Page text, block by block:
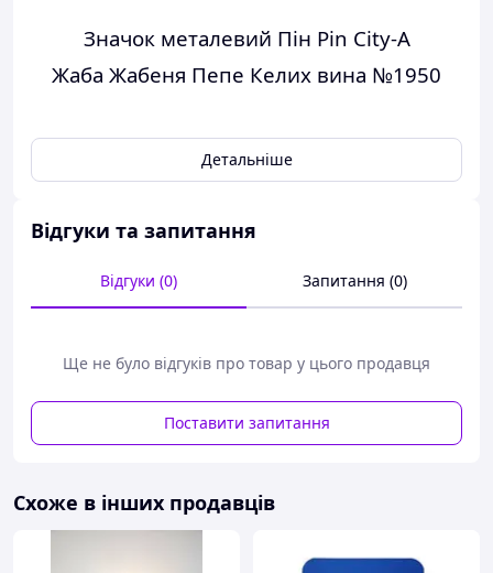
Значок металевий Пін Pin City-A
Жаба Жабеня Пепе Келих вина №1950
Ширина:1.2 см
Висота: 1.1 см
Виробник:Південна Корея
Принт:
Тварини і Птахи
Детальніше
Відгуки та запитання
Відгуки (0) Запитання (0)
Ще не було відгуків про товар у цього продавця
Поставити запитання
Схоже в інших продавців